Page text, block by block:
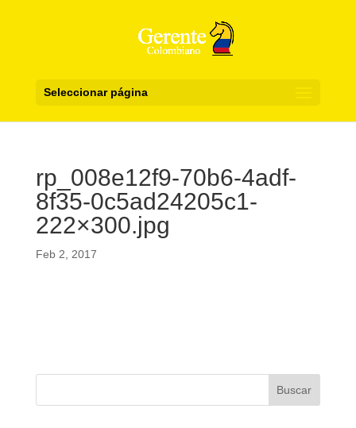
Seleccionar página
rp_008e12f9-70b6-4adf-
8f35-0c5ad24205c1-
222×300.jpg
Feb 2, 2017